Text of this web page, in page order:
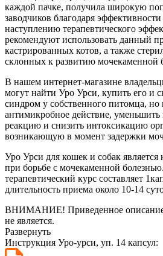
каждой пачке, получила широкую
заводчиков благодаря
наступлению терапевтического
рекомендуют использовать данный
кастрированных котов, а также
склонных к развитию мочекаменной
В нашем интернет-магазине
могут найти Уро Урси, купить его и
синдром у собственного питомца, но
антимикробное действие,
реакцию и снизить интоксикацию
возникающую в момент задержки
Уро Урси для кошек и собак
при борьбе с мочекаменной
терапевтический курс составляет
длительность приема около 10-14
ВНИМАНИЕ! Приведенное описание
не является.
Развернуть
Инструкция Уро-урси, уп. 14 капсул: